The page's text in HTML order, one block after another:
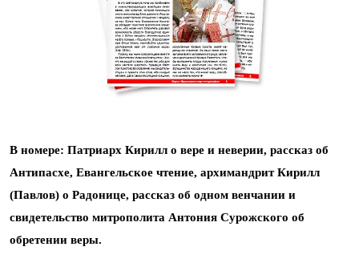
В номере: Патриарх Кирилл о вере и неверии, рассказ об
Антипасхе, Евангельское чтение, архимандрит Кирилл
(Павлов) о Радонице, рассказ об одном венчании и
свидетельство митрополита Антония Сурожского об
обретении веры.